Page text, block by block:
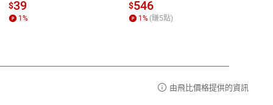
參
$39
1%
$546
1% (賺5點)
由飛比價格提供的資訊